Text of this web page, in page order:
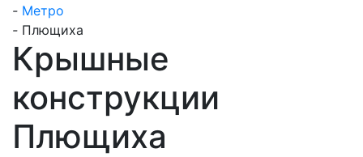
- Метро
- Плющиха
Крышные
конструкции
Плющиха